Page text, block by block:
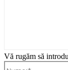
Vă rugăm să